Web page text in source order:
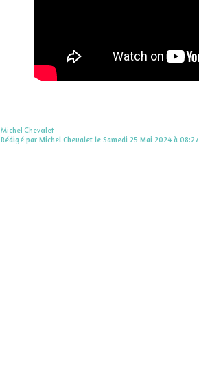
Michel Chevalet
Rédigé par Michel Chevalet le Samedi 25 Mai 2024 à 08:27